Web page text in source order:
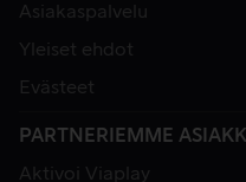
Asiakaspalvelu
Yleiset ehdot
Evästeet
PARTNERIEMME
Aktivoi Viaplay